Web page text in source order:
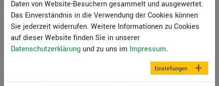
Im Rahmen der Vorlesung "Wasserbau und
Hochwasserschutz" von Herrn Prof. Dr. Ackermann im
Masterstudiengang an der Hochschule München, Fakultät
für Bauingenieurwesen, hat Herr Prof. Dr. Buß am
26.10.2018 ein Webinar zur Einführung in die
Grundwasserströmungsmodellierung mit dem Finite-
Element-Programm GGU-2D-SSFLOW gehalten.
Daten von Website-Besuchern gesammelt und ausgewertet.
Das Einverständnis in die Verwendung der Cookies können
Sie jederzeit widerrufen. Weitere Informationen zu Cookies
auf dieser Website finden Sie in unserer
Datenschutzerklärung und zu uns im Impressum.
Einstellungen